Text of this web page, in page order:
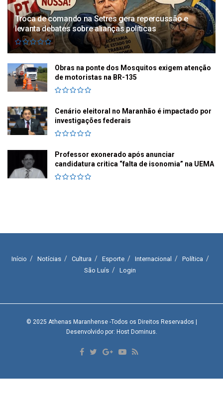
Troca de comando na Setres gera repercussão e
levanta debates sobre alianças políticas
Obras na ponte dos Mosquitos exigem atenção
de motoristas na BR-135
Cenário eleitoral no Maranhão é impactado por
investigações federais
Professor exonerado após anunciar
candidatura critica “falta de isonomia” na UEMA
Início Notícias Cultura Esporte Internacional
Política
São Luís
Login
© 2025 Athenas Maranhense-Todos os Direitos Reservados
Desenvolvido por: Host Dominus.